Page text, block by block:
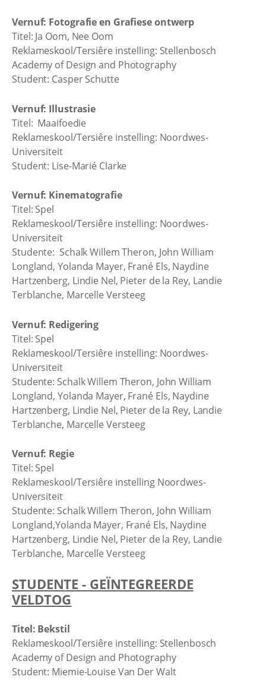
Vernuf: Fotografie en Grafiese ontwerp
Titel: Ja Oom, Nee Oom
Reklameskool/Tersiêre instelling: Stellenbosch
Academy of Design and Photography
Student: Casper Schutte
Vernuf: Illustrasie
Titel: Maaifoedie
Reklameskool/Tersiêre instelling: Noordwes-
Universiteit
Student: Lise-Marié Clarke
Vernuf: Kinematografie
Titel: Spel
Reklameskool/Tersiêre instelling: Noordwes-
Universiteit
Studente: Schalk Willem Theron, John William
Longland, Yolanda Mayer, Frané Els, Naydine
Hartzenberg, Lindie Nel, Pieter de la Rey, Landie
Terblanche, Marcelle Versteeg
Vernuf: Redigering
Titel: Spel
Reklameskool/Tersiêre instelling: Noordwes-
Universiteit
Studente: Schalk Willem Theron, John William
Longland, Yolanda Mayer, Frané Els, Naydine
Hartzenberg, Lindie Nel, Pieter de la Rey, Landie
Terblanche, Marcelle Versteeg
Vernuf: Regie
Titel: Spel
Reklameskool/Tersiêre instelling Noordwes-
Universiteit
Studente: Schalk Willem Theron, John William
Longland,Yolanda Mayer, Frané Els, Naydine
Hartzenberg, Lindie Nel, Pieter de la Rey, Landie
Terblanche, Marcelle Versteeg
STUDENTE - GEÏNTEGREERDE
VELDTOG
Titel: Bekstil
Reklameskool/Tersiêre instelling: Stellenbosch
Academy of Design and Photography
Student: Miemie-Louise Van Der Walt